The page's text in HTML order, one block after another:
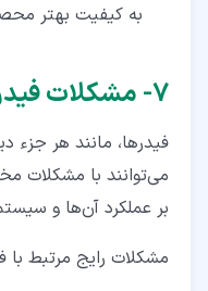
به کیفیت بهتر
۷‏- مشکلات فیدر برق
فیدرها، مانند هر جزء
می‌توانند با مشکلات
بر عملکرد آن‌ها و
مشکلات رایج مرتبط با